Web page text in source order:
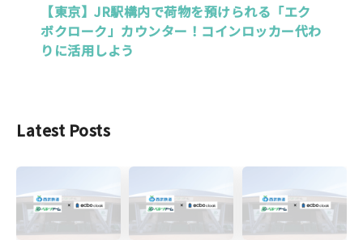
【東京】JR駅構内で荷物を預けられる「エク
ボクローク」カウンター！コインロッカー代わ
りに活用しよう
Latest Posts